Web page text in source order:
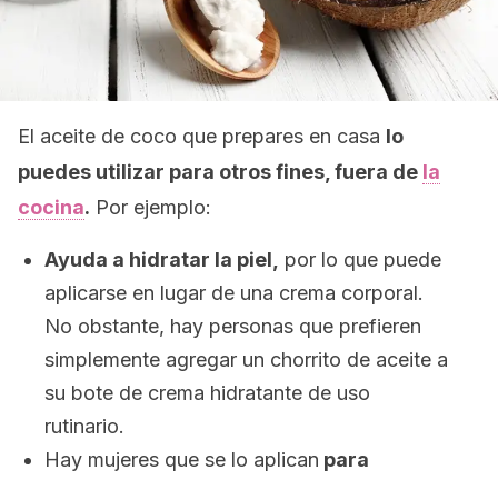
El aceite de coco que prepares en casa lo
puedes utilizar para otros fines, fuera de la
cocina. Por ejemplo:
Ayuda a hidratar la piel,
por lo que puede
aplicarse en lugar de una crema corporal.
No obstante, hay personas que prefieren
simplemente agregar un chorrito de aceite a
su bote de crema hidratante de uso
rutinario.
Hay mujeres que se lo aplican para